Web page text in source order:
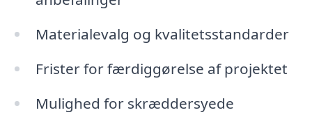
Materialevalg og kvalitetsstandarder
Frister for færdiggørelse af projektet
Mulighed for skræddersyede